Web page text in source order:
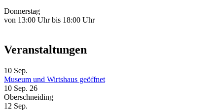
Donnerstag
von 13:00 Uhr bis 18:00 Uhr
Veranstaltungen
10 Sep.
Museum und Wirtshaus geöffnet
10 Sep. 26
Oberschneiding
12 Sep.